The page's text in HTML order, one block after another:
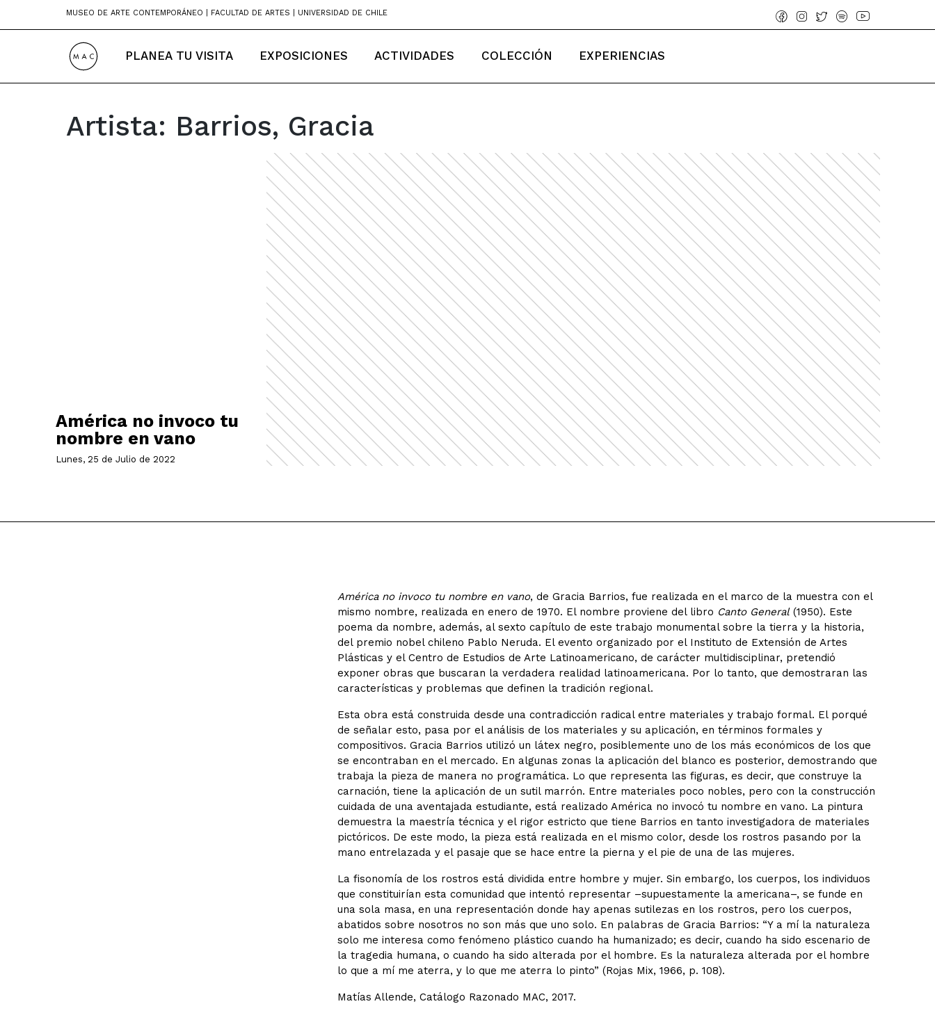
MUSEO DE ARTE CONTEMPORÁNEO | FACULTAD DE ARTES | UNIVERSIDAD DE CHILE
PLANEA TU VISITA EXPOSICIONES ACTIVIDADES COLECCIÓN EXPERIENCIAS
Artista: Barrios, Gracia
América no invoco tu
nombre en vano
Lunes, 25 de Julio de 2022
América no invoco tu nombre en vano, de Gracia Barrios, fue realizada en el marco de la muestra con el
mismo nombre, realizada en enero de 1970. El nombre proviene del libro Canto General(1950). Este
poema da nombre, además, al sexto capítulo de este trabajo monumental sobre la tierra y la historia,
del premio nobel chileno Pablo Neruda. El evento organizado por el Instituto de Extensión de Artes
Plásticas y el Centro de Estudios de Arte Latinoamericano, de carácter multidisciplinar, pretendió
exponer obras que buscaran la verdadera realidad latinoamericana. Por lo tanto, que demostraran las
características y problemas que definen la tradición regional.
Esta obra está construida desde una contradicción radical entre materiales y trabajo formal. El porqué
de señalar esto, pasa por el análisis de los materiales y su aplicación, en términos formales y
compositivos. Gracia Barrios utilizó un látex negro, posiblemente uno de los más económicos de los que
se encontraban en el mercado. En algunas zonas la aplicación del blanco es posterior, demostrando que
trabaja la pieza de manera no programática. Lo que representa las figuras, es decir, que construye la
carnación, tiene la aplicación de un sutil marrón. Entre materiales poco nobles, pero con la construcción
cuidada de una aventajada estudiante, está realizado América no invocó tu nombre en vano. La pintura
demuestra la maestría técnica y el rigor estricto que tiene Barrios en tanto investigadora de materiales
pictóricos. De este modo, la pieza está realizada en el mismo color, desde los rostros pasando por la
mano entrelazada y el pasaje que se hace entre la pierna y el pie de una de las mujeres.
La fisonomía de los rostros está dividida entre hombre y mujer. Sin embargo, los cuerpos, los individuos
que constituirían esta comunidad que intentó representar –supuestamente la americana–, se funde en
una sola masa, en una representación donde hay apenas sutilezas en los rostros, pero los cuerpos,
abatidos sobre nosotros no son más que uno solo. En palabras de Gracia Barrios: “Y a mí la naturaleza
solo me interesa como fenómeno plástico cuando ha humanizado; es decir, cuando ha sido escenario de
la tragedia humana, o cuando ha sido alterada por el hombre. Es la naturaleza alterada por el hombre
lo que a mí me aterra, y lo que me aterra lo pinto” (Rojas Mix, 1966, p. 108).
Matías Allende, Catálogo Razonado MAC, 2017.